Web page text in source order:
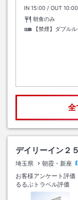
IN チェックイン
15:00 / OUT チェ
10:00
朝食のみ
【禁煙】ダブル
全
デイリーイン２
埼玉県 朝霞・新座
お客様アンケート評価
るるぶトラベル評価